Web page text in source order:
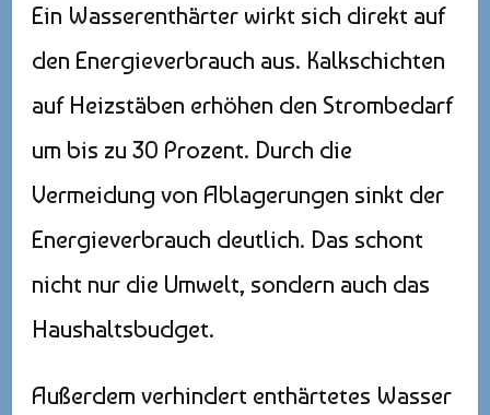
Ein Wasserenthärter wirkt sich direkt auf
den Energieverbrauch aus. Kalkschichten
auf Heizstäben erhöhen den Strombedarf
um bis zu 30 Prozent. Durch die
Vermeidung von Ablagerungen sinkt der
Energieverbrauch deutlich. Das schont
nicht nur die Umwelt, sondern auch das
Haushaltsbudget.
Außerdem verhindert enthärtetes Wasser